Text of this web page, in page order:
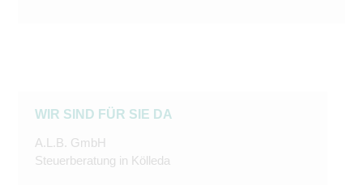
WIR SIND FÜR SIE DA
A.L.B. GmbH
Steuerberatung in Kölleda